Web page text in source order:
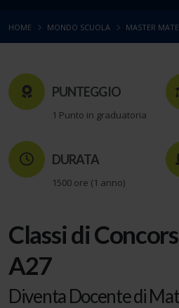
HOME MONDO SCUOLA MASTER
PUNTEGGIO
1 Punto in graduatoria
DURATA
1500 ore (1 anno)
Classi di
A27
Diventa Docente di